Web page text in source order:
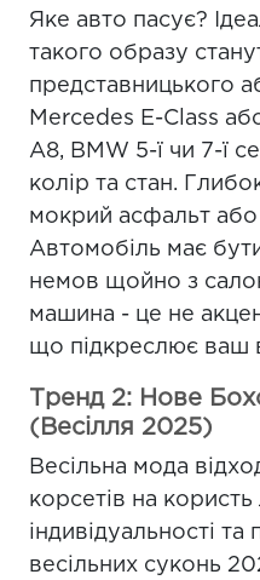
Яке авто пасує?
такого образу
представницького
Mercedes E-Class
A8, BMW 5-ї чи 7-ї
колір та стан.
мокрий асфальт або
Автомобіль має
немов щойно з
машина - це не
що підкреслює ваш
Тренд 2: Нове
(Весілля 2025)
Весільна мода
корсетів на користь
індивідуальності
весільних суконь